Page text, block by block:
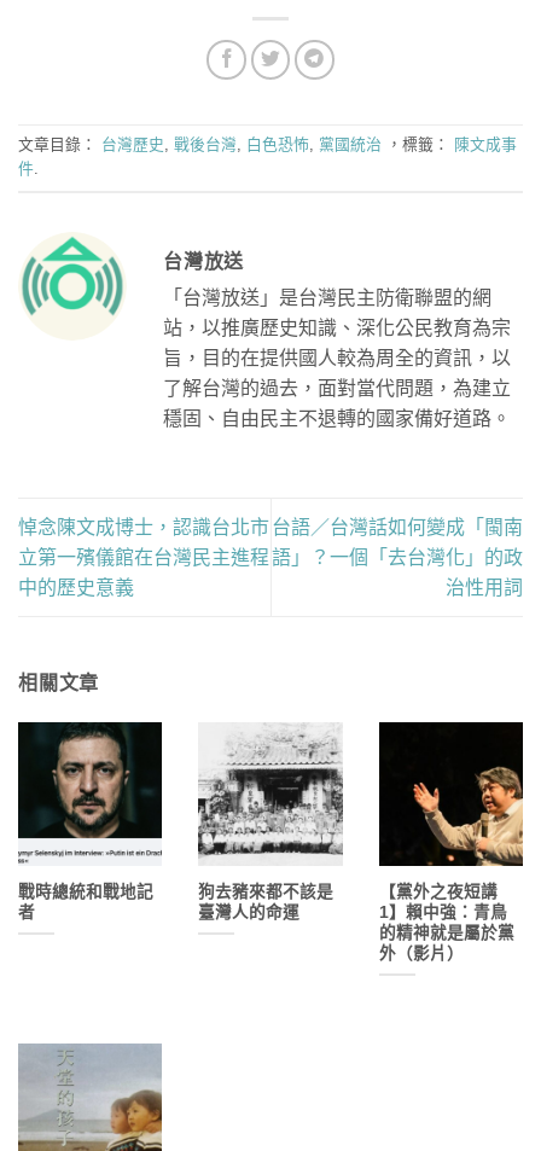
文章目錄： 台灣歷史, 戰後台灣, 白色恐怖, 黨國統治 ，標籤：
陳文成事
件.
台灣放送
「台灣放送」是台灣民主防衛聯盟的網
站，以推廣歷史知識、深化公民教育為宗
旨，目的在提供國人較為周全的資訊，以
了解台灣的過去，面對當代問題，為建立
穩固、自由民主不退轉的國家備好道路。
悼念陳文成博士，認識台北市
立第一殯儀館在台灣民主進程
中的歷史意義
台語／台灣話如何變成「閩南
語」？一個「去台灣化」的政
治性用詞
相關文章
戰時總統和戰地記
者
狗去豬來都不該是
臺灣人的命運
【黨外之夜短講
1】賴中強：青鳥
的精神就是屬於黨
外（影片）